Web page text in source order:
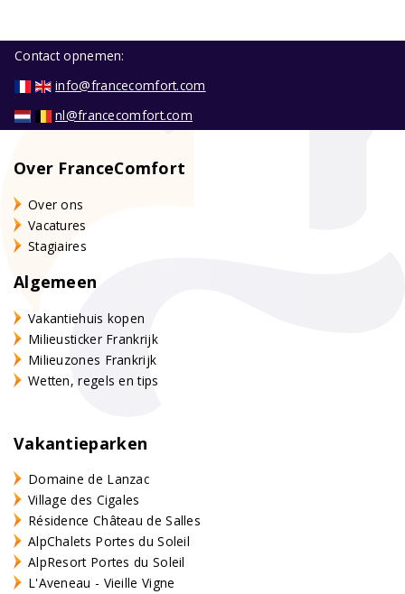
Contact opnemen:
info@francecomfort.com
nl@francecomfort.com
Over FranceComfort
Over ons
Vacatures
Stagiaires
Algemeen
Vakantiehuis kopen
Milieusticker Frankrijk
Milieuzones Frankrijk
Wetten, regels en tips
Vakantieparken
Domaine de Lanzac
Village des Cigales
Résidence Château de Salles
AlpChalets Portes du Soleil
AlpResort Portes du Soleil
L'Aveneau - Vieille Vigne